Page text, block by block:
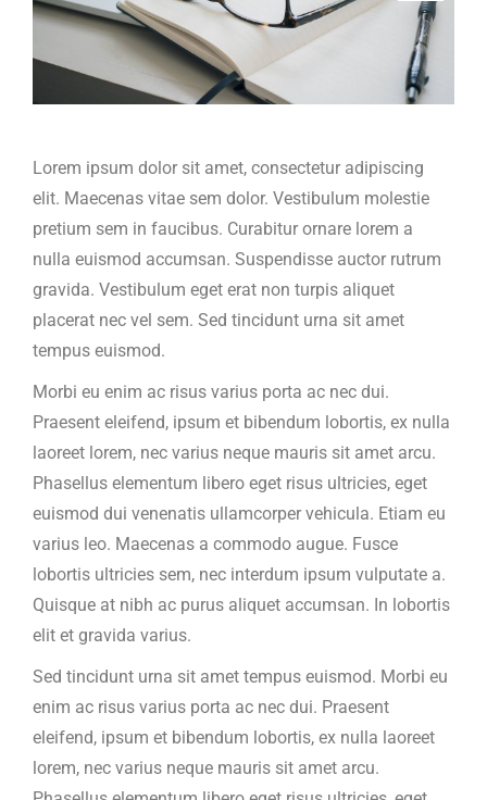
Lorem ipsum dolor sit amet, consectetur adipiscing
elit. Maecenas vitae sem dolor. Vestibulum molestie
pretium sem in faucibus. Curabitur ornare lorem a
nulla euismod accumsan. Suspendisse auctor rutrum
gravida. Vestibulum eget erat non turpis aliquet
placerat nec vel sem. Sed tincidunt urna sit amet
tempus euismod.
Morbi eu enim ac risus varius porta ac nec dui.
Praesent eleifend, ipsum et bibendum lobortis, ex nulla
laoreet lorem, nec varius neque mauris sit amet arcu.
Phasellus elementum libero eget risus ultricies, eget
euismod dui venenatis ullamcorper vehicula. Etiam eu
varius leo. Maecenas a commodo augue. Fusce
lobortis ultricies sem, nec interdum ipsum vulputate a.
Quisque at nibh ac purus aliquet accumsan. In lobortis
elit et gravida varius.
Sed tincidunt urna sit amet tempus euismod. Morbi eu
enim ac risus varius porta ac nec dui. Praesent
eleifend, ipsum et bibendum lobortis, ex nulla laoreet
lorem, nec varius neque mauris sit amet arcu.